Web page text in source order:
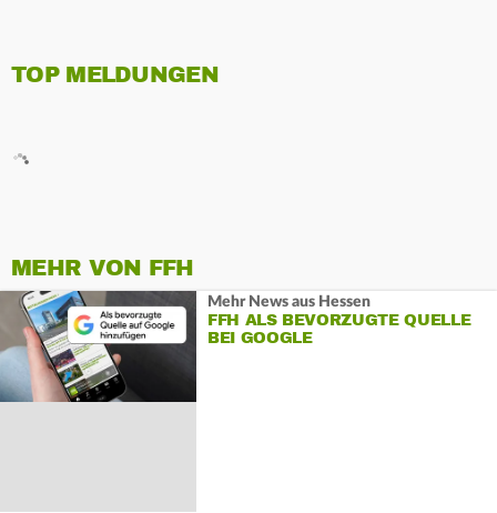
TOP MELDUNGEN
MEHR VON FFH
Mehr News aus Hessen
FFH ALS BEVORZUGTE QUELLE
BEI GOOGLE